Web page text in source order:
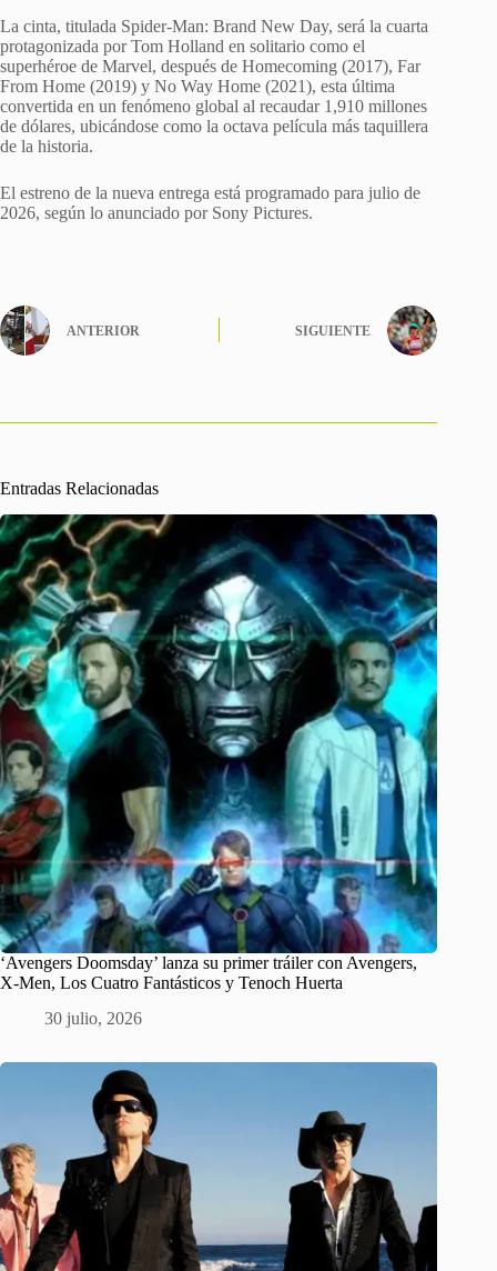
La cinta, titulada Spider-Man: Brand New Day, será la cuarta
protagonizada por Tom Holland en solitario como el
superhéroe de Marvel, después de Homecoming (2017), Far
From Home (2019) y No Way Home (2021), esta última
convertida en un fenómeno global al recaudar 1,910 millones
de dólares, ubicándose como la octava película más taquillera
de la historia.
El estreno de la nueva entrega está programado para julio de
2026, según lo anunciado por Sony Pictures.
ANTERIOR SIGUIENTE
Entradas Relacionadas
‘Avengers Doomsday’ lanza su primer tráiler con Avengers,
X-Men, Los Cuatro Fantásticos y Tenoch Huerta
30 julio, 2026